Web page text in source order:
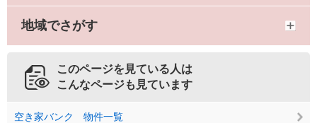
地域でさがす
このページを見ている人は
こんなページも見ています
空き家バンク 物件一覧